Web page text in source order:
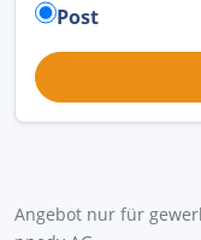
Post
Angebot nur für